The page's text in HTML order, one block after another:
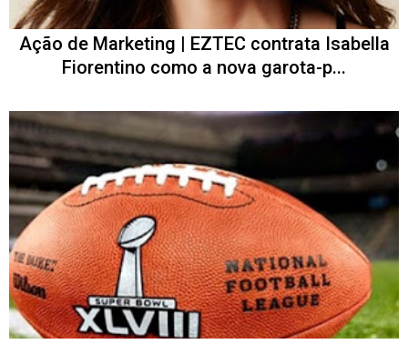
Ação de Marketing | EZTEC contrata Isabella
Fiorentino como a nova garota-p...